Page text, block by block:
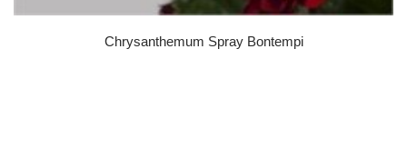
Chrysanthemum Spray Bontempi